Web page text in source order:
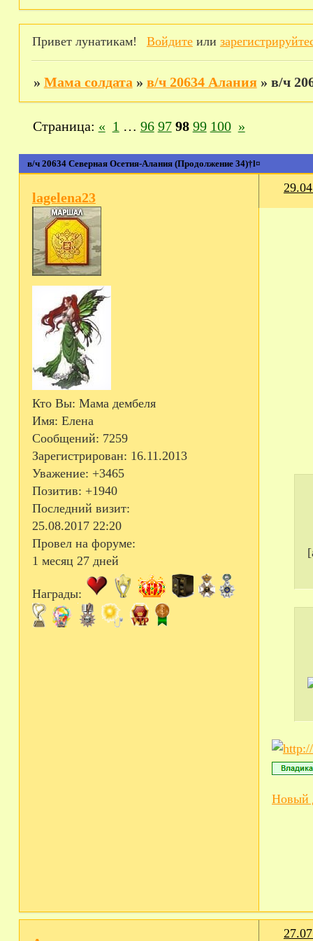
Привет лунатикам! Войдитеили
» Мама солдата » в/ч 20634 Алания » в/ч
в/ч 20634 Северная Осетия-Алания (Продолжение 34)†l¤
Страница: « 1 … 96 97 98 99 100 »
lagelena23
Кто Вы: Мама дембеля
Имя: Елена
Сообщений: 7259
Зарегистрирован: 16.11.2013
Уважение: +3465
Позитив: +1940
Последний визит:
25.08.2017 22:20
Провел на форуме:
1 месяц 27 дней
Награды:
Новый